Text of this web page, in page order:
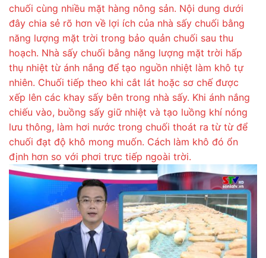
chuối cùng nhiều mặt hàng nông sản. Nội dung dưới
đây chia sẻ rõ hơn về lợi ích của nhà sấy chuối bằng
năng lượng mặt trời trong bảo quản chuối sau thu
hoạch. Nhà sấy chuối bằng năng lượng mặt trời hấp
thụ nhiệt từ ánh nắng để tạo nguồn nhiệt làm khô tự
nhiên. Chuối tiếp theo khi cắt lát hoặc sơ chế được
xếp lên các khay sấy bên trong nhà sấy. Khi ánh nắng
chiếu vào, buồng sấy giữ nhiệt và tạo luồng khí nóng
lưu thông, làm hơi nước trong chuối thoát ra từ từ để
chuối đạt độ khô mong muốn. Cách làm khô đó ổn
định hơn so với phơi trực tiếp ngoài trời.